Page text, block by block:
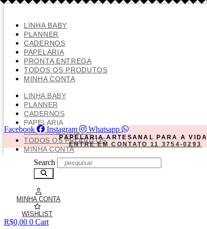
conteúdo
LINHA BABY
PLANNER
CADERNOS
PAPELARIA
PRONTA ENTREGA
TODOS OS PRODUTOS
MINHA CONTA
LINHA BABY
PLANNER
CADERNOS
PAPELARIA
PRONTA ENTREGA
TODOS OS PRODUTOS
MINHA CONTA
Facebook Instagram Whatsapp
PAPELARIA ARTESANAL PARA A VIDA
ENTRE EM CONTATO 11 3754-0293
Search
MINHA CONTA
WISHLIST
R$0,00 0 Cart